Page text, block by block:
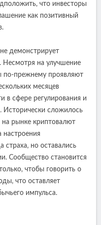
что инвесторы
как позитивный
демонстрирует
Несмотря на улучшение
по-прежнему проявляют
месяцев
в сфере регулирования и
Исторически сложилось
рынке криптовалют
настроения
страха, но оставались
Сообщество становится
чтобы говорить о
что оставляет
импульса.